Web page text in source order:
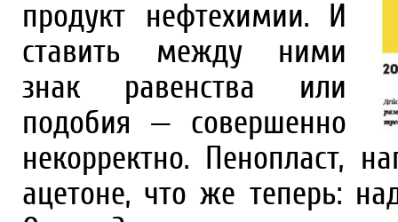
продукт нефтехимии. И
ставить между ними
знак равенства или
подобия — совершенно
некорректно. Пенопласт,
ацетоне, что же теперь: